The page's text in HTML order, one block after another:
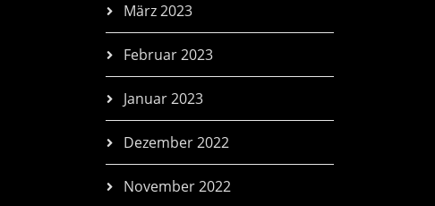
März 2023
Februar 2023
Januar 2023
Dezember 2022
November 2022